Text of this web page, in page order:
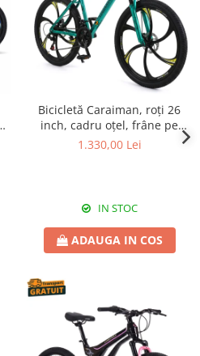
Bicicletă Caraiman, roți 26
inch, cadru oțel, frâne pe
disc, turcoaz, BC123
1.330,00 Lei
IN STOC
ADAUGA IN COS